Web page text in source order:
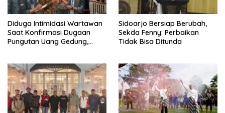
Diduga Intimidasi Wartawan
Saat Konfirmasi Dugaan
Pungutan Uang Gedung,
Buka suara
Sidoarjo Bersiap Berubah,
Sekda Fenny: Perbaikan
Tidak Bisa Ditunda